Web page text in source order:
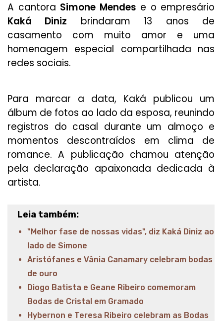
A cantora Simone Mendes e o empresário
Kaká Diniz brindaram 13 anos de
casamento com muito amor e uma
homenagem especial compartilhada nas
redes sociais.
Para marcar a data, Kaká publicou um
álbum de fotos ao lado da esposa, reunindo
registros do casal durante um almoço e
momentos descontraídos em clima de
romance. A publicação chamou atenção
pela declaração apaixonada dedicada à
artista.
Leia também:
"Melhor fase de nossas vidas", diz Kaká Diniz ao
lado de Simone
Aristófanes e Vânia Canamary celebram bodas
de ouro
Diogo Batista e Geane Ribeiro comemoram
Bodas de Cristal em Gramado
Hybernon e Teresa Ribeiro celebram as Bodas